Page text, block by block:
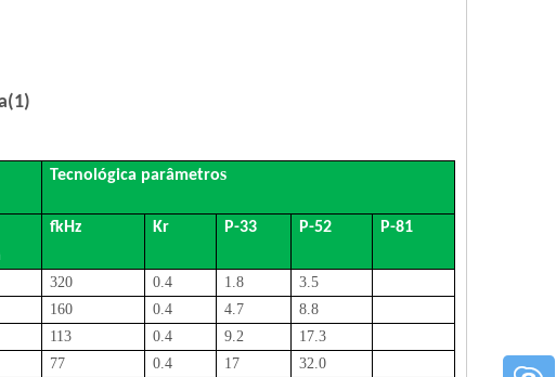
(1)
Tecnológica parâmetros
fkHz Kr P-33 P-52 P-81
320 0.4 1.8
3.5
160 0.4 4.7
8.8
113 0.4 9.2
17.3
77 0.4 17
32.0